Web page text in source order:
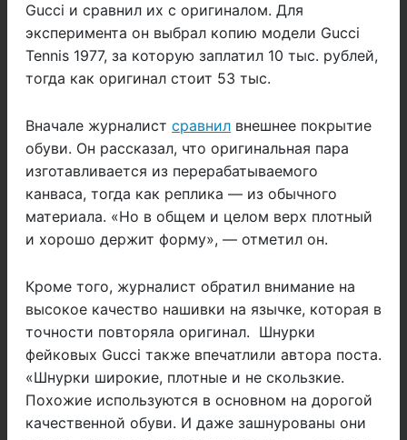
Gucci и сравнил их с оригиналом. Для
эксперимента он выбрал копию модели Gucci
Tennis 1977, за которую заплатил 10 тыс. рублей,
тогда как оригинал стоит 53 тыс.
Вначале журналист сравнил внешнее покрытие
обуви. Он рассказал, что оригинальная пара
изготавливается из перерабатываемого
канваса, тогда как реплика — из обычного
материала. «Но в общем и целом верх плотный
и хорошо держит форму», — отметил он.
Кроме того, журналист обратил внимание на
высокое качество нашивки на язычке, которая в
точности повторяла оригинал. Шнурки
фейковых Gucci также впечатлили автора поста.
«Шнурки широкие, плотные и не скользкие.
Похожие используются в основном на дорогой
качественной обуви. И даже зашнурованы они